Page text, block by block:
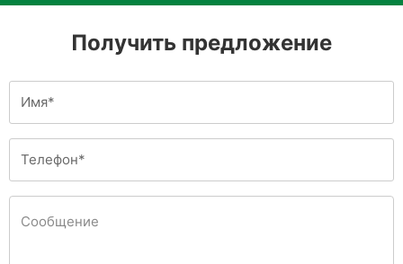
урожай.Получить предложение